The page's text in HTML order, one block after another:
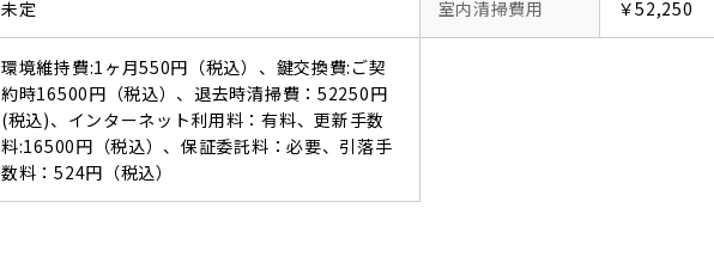
未定 室内清掃費用 ￥52,250
環境維持費:1ヶ月550円（税込）、鍵交換費:ご契
約時16500円（税込）、退去時清掃費：52250円
(税込)、インターネット利用料：有料、更新手数
料:16500円（税込）、保証委託料：必要、引落手
数料：524円（税込）